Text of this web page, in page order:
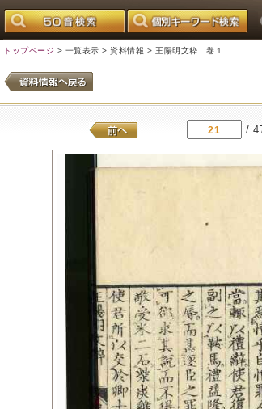
トップページ > 一覧表示 > 資料情報 > 王陽明文粋 巻１
/